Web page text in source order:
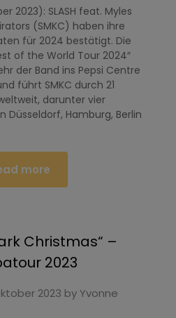
2023): SLASH feat. Myles
(SMKC) haben ihre
für 2024 bestätigt. Die
of the World Tour 2024″
der Band ins Pepsi Centre
führt SMKC durch 21
darunter vier
Düsseldorf, Hamburg, Berlin
more
Christmas“ –
2023
2023 byYvonne